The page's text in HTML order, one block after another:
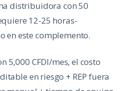
distribuidora con 50
12-25 horas-
en este complemento.
5,000 CFDI/mes, el costo
en riesgo + REP fuera